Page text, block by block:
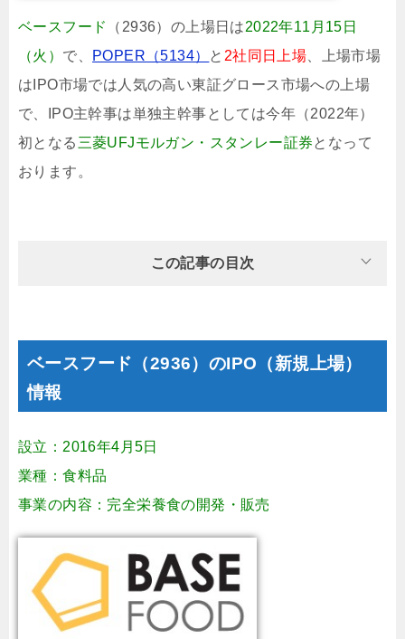
ベースフード （2936）の上場日は2022年11月15日
（火） で、 POPER（5134） と 2社同日上場 、上場市場
はIPO市場では人気の高い東証グロース市場への上場
で、IPO主幹事は単独主幹事としては今年（2022年）
初となる 三菱UFJモルガン・スタンレー証券となって
おります。
この記事の目次
ベースフード（2936）のIPO（新規上場）
情報
設立：2016年4月5日
業種：食料品
事業の内容：完全栄養食の開発・販売